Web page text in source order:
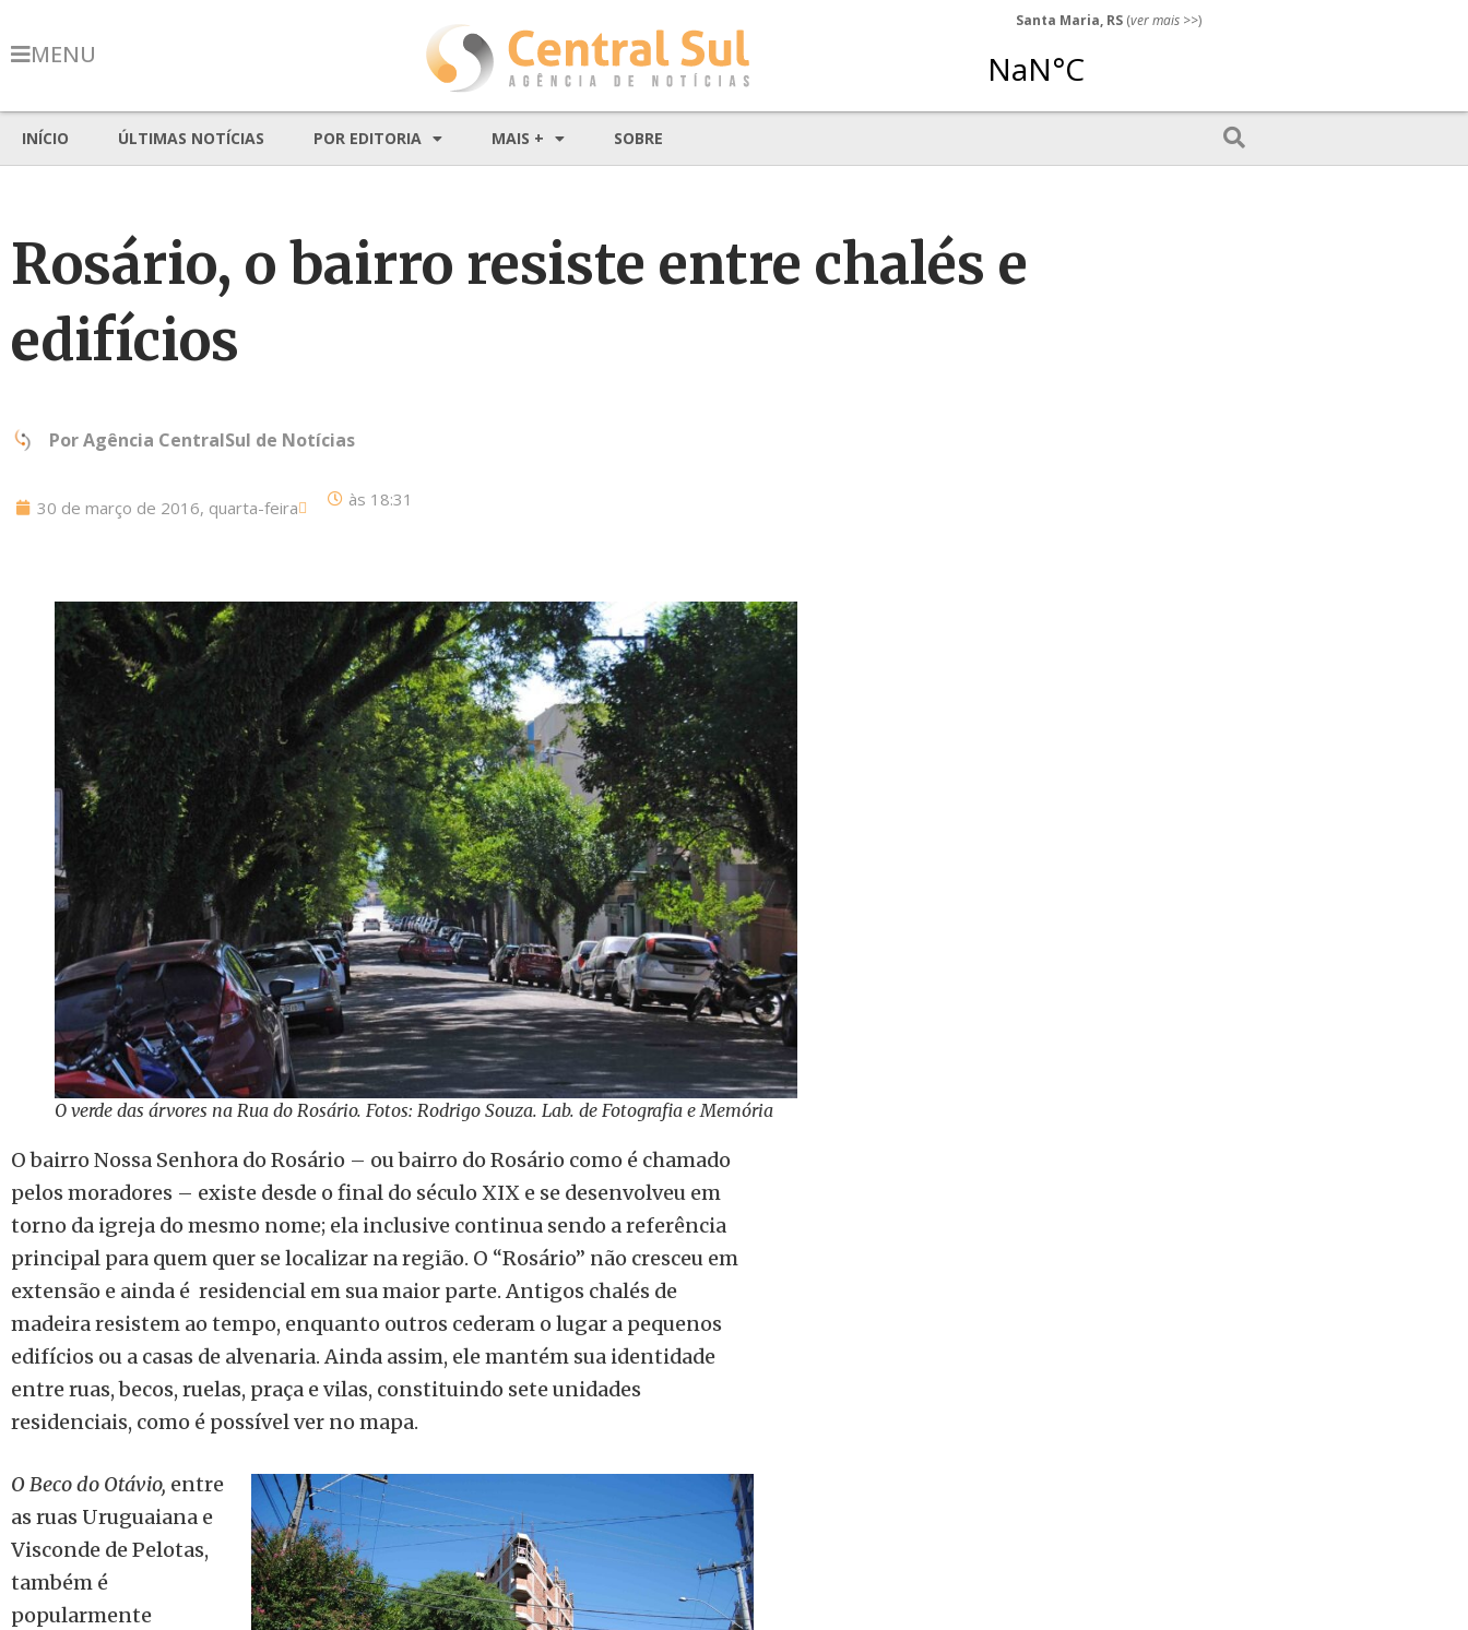
MENU
Santa Maria, RS (ver mais >>)
INÍCIO ÚLTIMAS NOTÍCIAS POR EDITORIA MAIS + SOBRE
Rosário, o bairro resiste entre chalés e
edifícios
PorAgência CentralSul de Notícias
30 de março de 2016, quarta-feira às 18:31
O verde das árvores na Rua do Rosário. Fotos: Rodrigo Souza. Lab. de Fotografia e Memória
O bairro Nossa Senhora do Rosário – ou bairro do Rosário como é chamado
pelos moradores – existe desde o final do século XIX e se desenvolveu em
torno da igreja do mesmo nome; ela inclusive continua sendo a referência
principal para quem quer se localizar na região. O “Rosário” não cresceu em
extensão e ainda é residencial em sua maior parte. Antigos chalés de
madeira resistem ao tempo, enquanto outros cederam o lugar a pequenos
edifícios ou a casas de alvenaria. Ainda assim, ele mantém sua identidade
entre ruas, becos, ruelas, praça e vilas, constituindo sete unidades
residenciais, como é possível ver no mapa.
O Beco do Otávio, entre
as ruas Uruguaiana e
Visconde de Pelotas,
também é
popularmente